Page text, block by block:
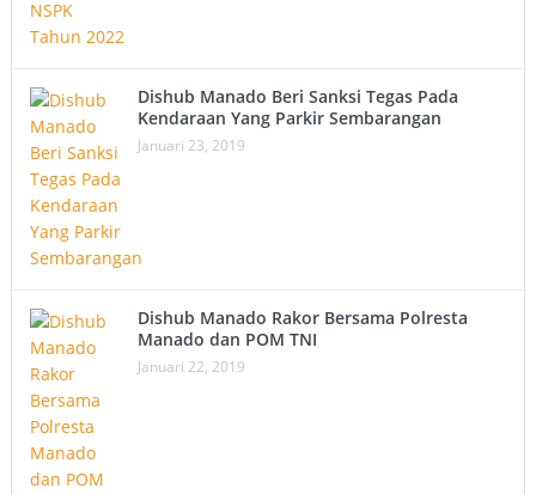
Dishub Manado Beri Sanksi Tegas Pada
Kendaraan Yang Parkir Sembarangan
Januari 23, 2019
Dishub Manado Rakor Bersama Polresta
Manado dan POM TNI
Januari 22, 2019